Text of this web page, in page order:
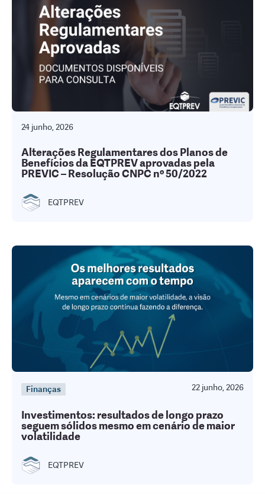
24 junho, 2026
Alterações Regulamentares dos Planos de
Benefícios da EQTPREV aprovadas pela
PREVIC – Resolução CNPC nº 50/2022
EQTPREV
Finanças 22 junho, 2026
Investimentos: resultados de longo prazo
seguem sólidos mesmo em cenário de maior
volatilidade
EQTPREV